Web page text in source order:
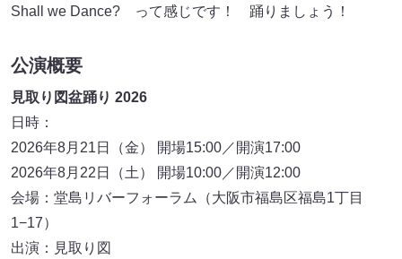
Shall we Dance? って感じです！ 踊りましょう！
公演概要
見取り図盆踊り 2026
日時：
2026年8月21日（金） 開場15:00／開演17:00
2026年8月22日（土） 開場10:00／開演12:00
会場：堂島リバーフォーラム（大阪市福島区福島1丁目
1−17）
出演：見取り図